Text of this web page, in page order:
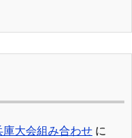
大会組み合わせ に